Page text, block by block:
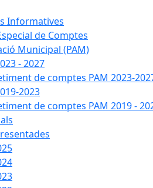
Informatives
de Comptes
Municipal (PAM)
- 2027
de comptes PAM 2023-
2023
de comptes PAM 2019 -